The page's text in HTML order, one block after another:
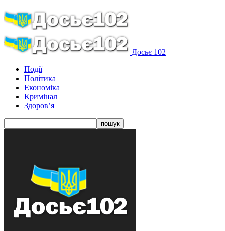
Досьє 102
Події
Політика
Економіка
Кримінал
Здоров’я